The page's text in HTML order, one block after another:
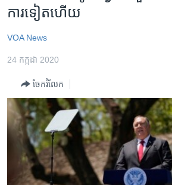
ចូល​
ទំព័រ​
ព័ត៌មាន​​
រំលង​
និង​
ចូល​
អាមេរិក
ព្រឹត្តិការណ៍ព័ត៌មាន
ទូរទស្សន៍ / វីដេអូ​
វិទ្យុ / ផតខាសថ៍
កម្មវិធីទាំងអស់
ការ​ទៀត​ហើយ
VOA News
24 កក្កដា 2020
ចែករំលែក